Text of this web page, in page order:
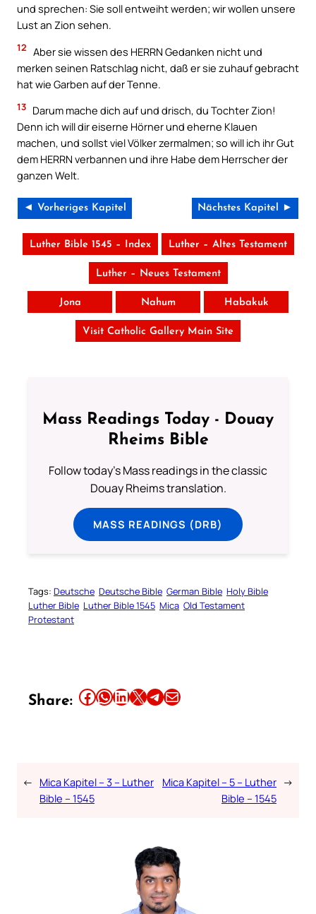
und sprechen: Sie soll entweiht werden; wir wollen unsere
Lust an Zion sehen.
12 Aber sie wissen des HERRN Gedanken nicht und
merken seinen Ratschlag nicht, daß er sie zuhauf gebracht
hat wie Garben auf der Tenne.
13 Darum mache dich auf und drisch, du Tochter Zion!
Denn ich will dir eiserne Hörner und eherne Klauen
machen, und sollst viel Völker zermalmen; so will ich ihr Gut
dem HERRN verbannen und ihre Habe dem Herrscher der
ganzen Welt.
◄ Vorheriges Kapitel Nächstes Kapitel ►
Luther Bible 1545 – Index Luther – Altes Testament
Luther – Neues Testament
Jona Nahum Habakuk
Visit Catholic Gallery Main Site
Mass Readings Today - Douay
Rheims Bible
Follow today's Mass readings in the classic
Douay Rheims translation.
MASS READINGS (DRB)
Tags: Deutsche Deutsche Bible German Bible Holy Bible
Luther Bible Luther Bible 1545 Mica Old Testament
Protestant
Share: Share this article on Facebook Share this article on WhatsApp Share this article on LinkedIn Share this article on X Share this article on TelegramEmail this Article
← Mica Kapitel – 3 – Luther
Bible – 1545
Mica Kapitel – 5 – Luther
Bible – 1545
→